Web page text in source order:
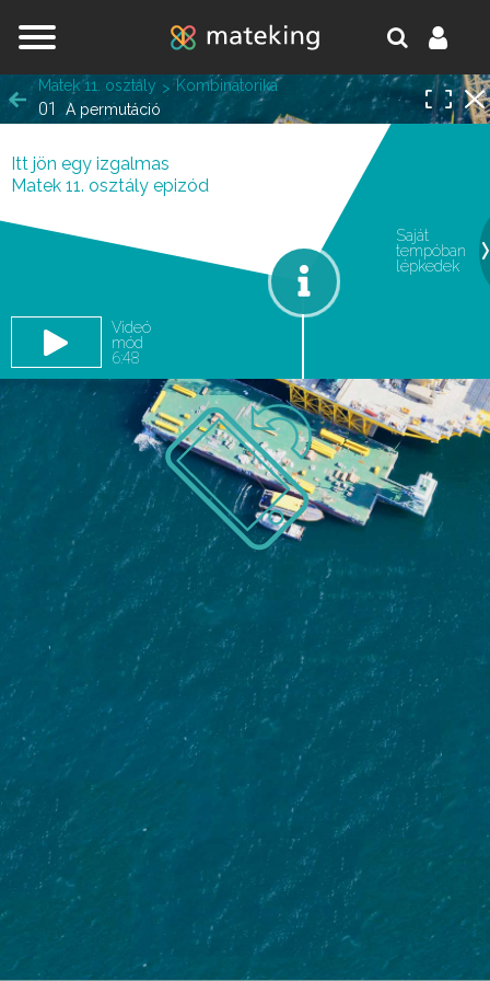
Matek 11. osztály
Kombinatorika
A permutáció
01
Itt jön egy izgalmas
Matek 11. osztály epizód
Videó
mód
6:48
Saját
tempóban
lépkedek